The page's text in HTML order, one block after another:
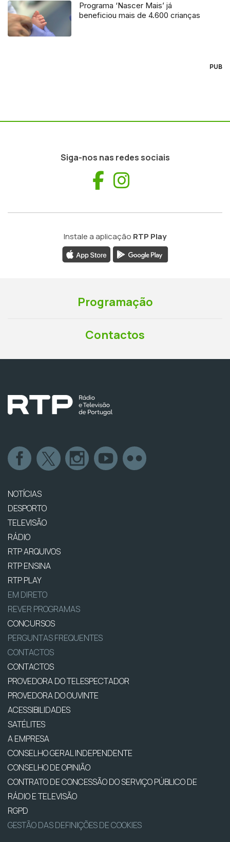
Programa ‘Nascer Mais’ já
beneficiou mais de 4.600 crianças
PUB
Siga-nos nas redes sociais
Facebook
Instale a aplicação RTP Play
Programação
Contactos
NOTÍCIAS
DESPORTO
TELEVISÃO
RÁDIO
RTP ARQUIVOS
RTP ENSINA
RTP PLAY
EM DIRETO
REVER PROGRAMAS
CONCURSOS
PERGUNTAS FREQUENTES
CONTACTOS
CONTACTOS
PROVEDORA DO TELESPECTADOR
PROVEDORA DO OUVINTE
ACESSIBILIDADES
SATÉLITES
A EMPRESA
CONSELHO GERAL INDEPENDENTE
CONSELHO DE OPINIÃO
CONTRATO DE CONCESSÃO DO SERVIÇO PÚBLICO DE
RÁDIO E TELEVISÃO
RGPD
GESTÃO DAS DEFINIÇÕES DE COOKIES